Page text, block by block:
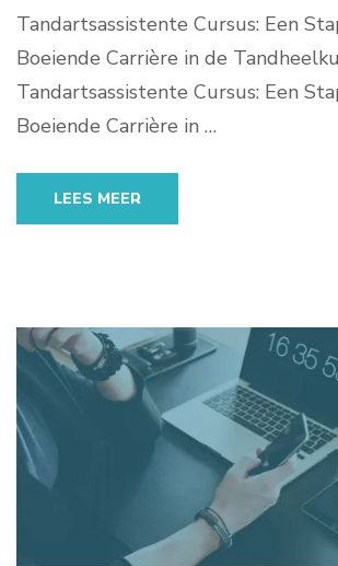
Tandartsassistente Cursus: Een
Boeiende Carrière in de
Tandartsassistente Cursus: Een
Boeiende Carrière in …
LEES MEER